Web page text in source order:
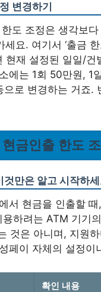
변경하기
도 조정은 생각보
세요. 여기서 ‘출금
현재 설정된 일일/
에는 1회 50만원, 1
로 변경하는 거죠.
금인출 한도
만은 알고 시작하
서 현금을 인출할
하려는 ATM 기기
것은 아니며, 지원
페이 자체의 설정
확인 내용